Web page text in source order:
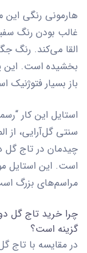
هارمونی رنگی
غالب بودن رنگ
القا می‌کند. رنگ
بخشیده است. این
باز بسیار فتوژنیک
استایل این کار
سنتی گل‌آرایی، از
چیدمان در تاج گل
است. این استایل
مراسم‌های بزرگ
گزینه است؟
در مقایسه با تاج